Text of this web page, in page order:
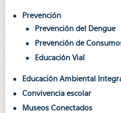
Prevención
Prevención del Dengue
Prevención de
Educación Vial
Educación Ambiental
Convivencia escolar
Museos Conectados